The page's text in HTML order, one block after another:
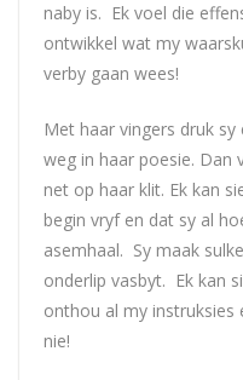
naby is. Ek voel die
ontwikkel wat my
verby gaan wees!
Met haar vingers druk
weg in haar poesie. Dan
net op haar klit. Ek kan
begin vryf en dat sy al
asemhaal. Sy maak
onderlip vasbyt. Ek kan
onthou al my
nie!